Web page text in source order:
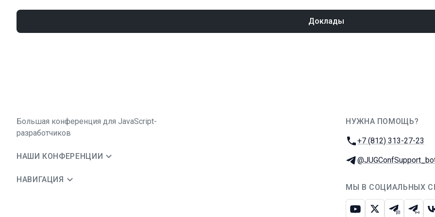
Доклады
Большая конференция для JavaScript-
разработчиков
НАШИ КОНФЕРЕНЦИИ
НАВИГАЦИЯ
НУЖНА ПОМОЩЬ?
Телефон:
+7 (812) 313-27-23
Телеграм:
МЫ В СОЦИАЛЬНЫХ
ЮтубИкс Телеграм-